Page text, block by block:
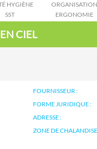
HYGIÈNE
SST
ORGANISATION
ERGONOMIE
CIEL
FOURNISSEUR :
FORME JURIDIQUE :
ADRESSE :
ZONE DE